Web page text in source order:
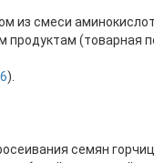
из смеси
продуктам (товарная
).
семян